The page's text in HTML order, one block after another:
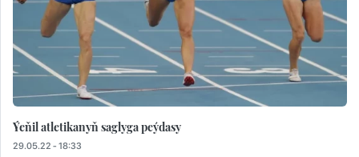
Ýeňil atletikanyň saglyga peýdasy
29.05.22 - 18:33